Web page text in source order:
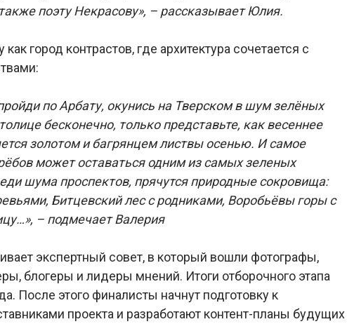
поэту Некрасову», – рассказывает Юлия.
город контрастов, где архитектура сочетается с
по Арбату, окунись на Тверском в шум зелёных
бесконечно, только представьте, как весеннее
золотом и багрянцем листвы осенью. И самое
может оставаться одним из самых зеленых
шума проспектов, прячутся природные сокровища:
Битцевский лес с родниками, Воробьёвы горы с
– подмечает Валерия
экспертный совет, в который вошли фотографы,
блогеры и лидеры мнений. Итоги отборочного этапа
После этого финалисты начнут подготовку к
проекта и разработают контент-планы будущих